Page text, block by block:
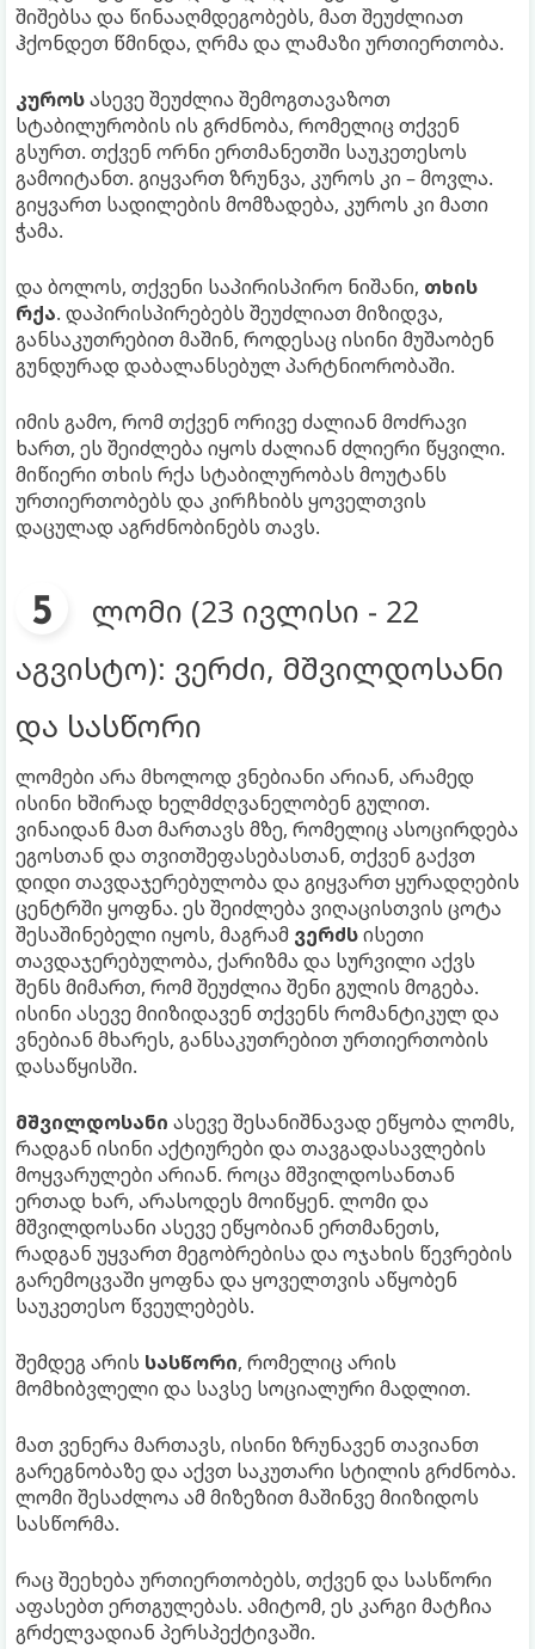
შიშებსა და წინააღმდეგობებს, მათ შეუძლიათ
ჰქონდეთ წმინდა, ღრმა და ლამაზი ურთიერთობა.
კუროსასევე შეუძლია შემოგთავაზოთ
სტაბილურობის ის გრძნობა, რომელიც თქვენ
გსურთ. თქვენ ორნი ერთმანეთში საუკეთესოს
გამოიტანთ. გიყვართ ზრუნვა, კუროს კი – მოვლა.
გიყვართ სადილების მომზადება, კუროს კი მათი
ჭამა.
და ბოლოს, თქვენი საპირისპირო ნიშანი, თხის
რქა. დაპირისპირებებს შეუძლიათ მიზიდვა,
განსაკუთრებით მაშინ, როდესაც ისინი მუშაობენ
გუნდურად დაბალანსებულ პარტნიორობაში.
იმის გამო, რომ თქვენ ორივე ძალიან მოძრავი
ხართ, ეს შეიძლება იყოს ძალიან ძლიერი წყვილი.
მიწიერი თხის რქა სტაბილურობას მოუტანს
ურთიერთობებს და კირჩხიბს ყოველთვის
დაცულად აგრძნობინებს თავს.
ლომი (23 ივლისი - 22
აგვისტო): ვერძი, მშვილდოსანი
და სასწორი
ლომები არა მხოლოდ ვნებიანი არიან, არამედ
ისინი ხშირად ხელმძღვანელობენ გულით.
ვინაიდან მათ მართავს მზე, რომელიც ასოცირდება
ეგოსთან და თვითშეფასებასთან, თქვენ გაქვთ
დიდი თავდაჯერებულობა და გიყვართ ყურადღების
ცენტრში ყოფნა. ეს შეიძლება ვიღაცისთვის ცოტა
შესაშინებელი იყოს, მაგრამ ვერძსისეთი
თავდაჯერებულობა, ქარიზმა და სურვილი აქვს
შენს მიმართ, რომ შეუძლია შენი გულის მოგება.
ისინი ასევე მიიზიდავენ თქვენს რომანტიკულ და
ვნებიან მხარეს, განსაკუთრებით ურთიერთობის
დასაწყისში.
მშვილდოსანი ასევე შესანიშნავად ეწყობა ლომს,
რადგან ისინი აქტიურები და თავგადასავლების
მოყვარულები არიან. როცა მშვილდოსანთან
ერთად ხარ, არასოდეს მოიწყენ. ლომი და
მშვილდოსანი ასევე ეწყობიან ერთმანეთს,
რადგან უყვართ მეგობრებისა და ოჯახის წევრების
გარემოცვაში ყოფნა და ყოველთვის აწყობენ
საუკეთესო წვეულებებს.
შემდეგ არის სასწორი, რომელიც არის
მომხიბვლელი და სავსე სოციალური მადლით.
მათ ვენერა მართავს, ისინი ზრუნავენ თავიანთ
გარეგნობაზე და აქვთ საკუთარი სტილის გრძნობა.
ლომი შესაძლოა ამ მიზეზით მაშინვე მიიზიდოს
სასწორმა.
რაც შეეხება ურთიერთობებს, თქვენ და სასწორი
აფასებთ ერთგულებას. ამიტომ, ეს კარგი მატჩია
გრძელვადიან პერსპექტივაში.